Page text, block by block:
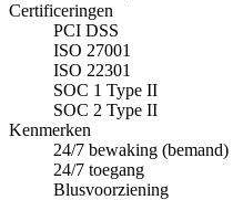
Certificeringen
PCI DSS
ISO 27001
ISO 22301
SOC 1 Type II
SOC 2 Type II
Kenmerken
24/7 bewaking (bemand)
24/7 toegang
Blusvoorziening